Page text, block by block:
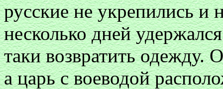
русские не укрепились и
несколько дней
таки возвратить одежду.
а царь с воеводой